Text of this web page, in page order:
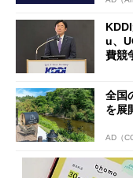
u、
費競
全国
を展
AD（